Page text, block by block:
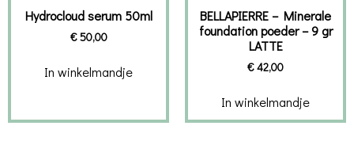
Hydrocloud serum 50ml
€50,00
In winkelmandje
BELLAPIERRE – Minerale
foundation poeder – 9 gr
LATTE
€42,00
In winkelmandje